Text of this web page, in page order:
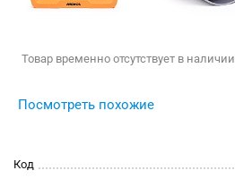
Товар временно отсутствует в наличии
Посмотреть похожие
Код